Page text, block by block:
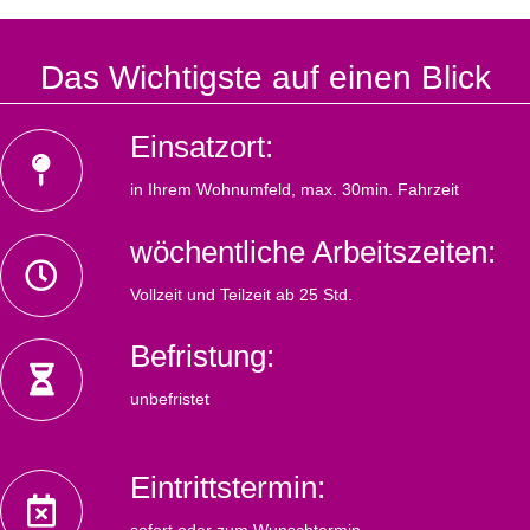
Das Wichtigste auf einen Blick
Einsatzort:
in Ihrem Wohnumfeld, max. 30min. Fahrzeit
wöchentliche Arbeitszeiten:
Vollzeit und Teilzeit ab 25 Std.
Befristung:
unbefristet
Eintrittstermin: